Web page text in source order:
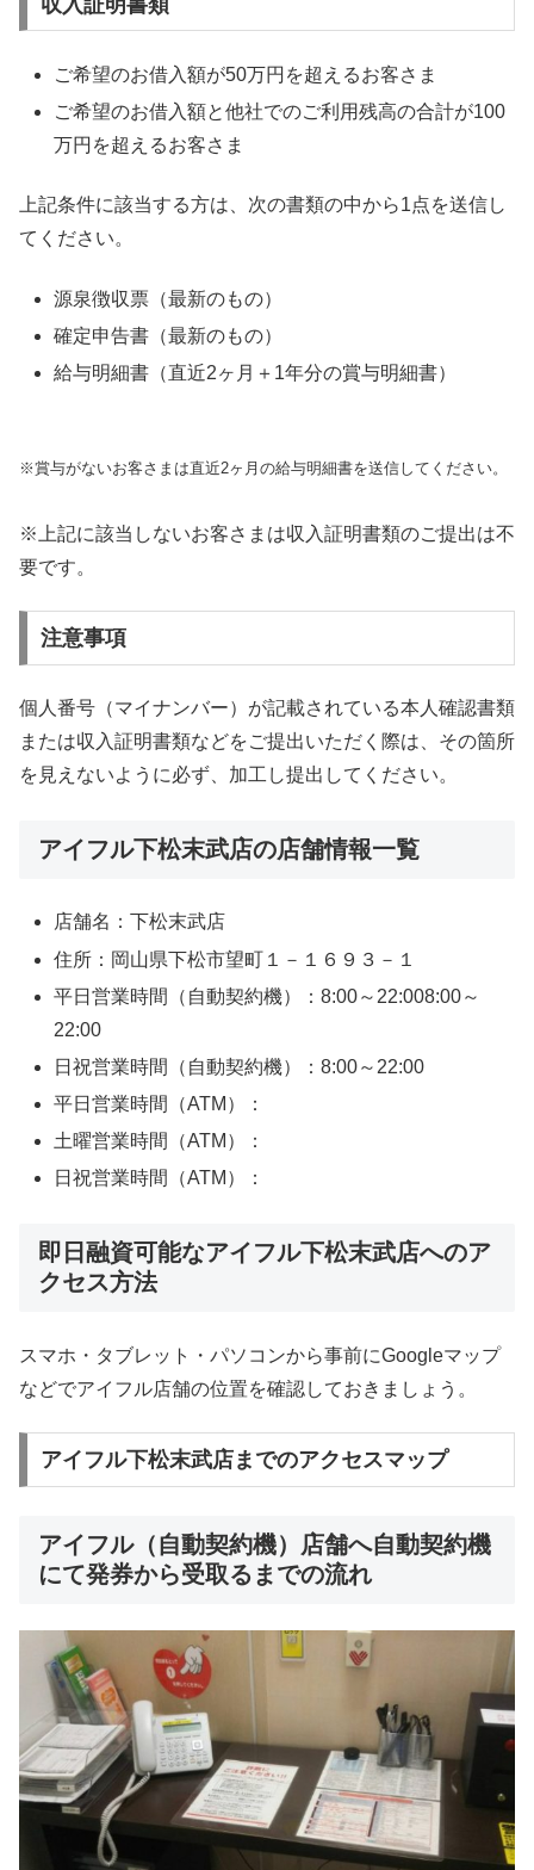
ご希望のお借入額が50万円を超えるお客さま
ご希望のお借入額と他社でのご利用残高の合計が100
万円を超えるお客さま
上記条件に該当する方は、次の書類の中から1点を送信し
てください。
源泉徴収票（最新のもの）
確定申告書（最新のもの）
給与明細書（直近2ヶ月＋1年分の賞与明細書）
※賞与がないお客さまは直近2ヶ月の給与明細書を送信してください。
※上記に該当しないお客さまは収入証明書類のご提出は不
要です。
注意事項
個人番号（マイナンバー）が記載されている本人確認書類
または収入証明書類などをご提出いただく際は、その箇所
を見えないように必ず、加工し提出してください。
アイフル下松末武店の店舗情報一覧
店舗名：下松末武店
住所：岡山県下松市望町１－１６９３－１
平日営業時間（自動契約機）：8:00～22:008:00～
22:00
日祝営業時間（自動契約機）：8:00～22:00
平日営業時間（ATM）：
土曜営業時間（ATM）：
日祝営業時間（ATM）：
即日融資可能なアイフル下松末武店へのア
クセス方法
スマホ・タブレット・パソコンから事前にGoogleマップ
などでアイフル店舗の位置を確認しておきましょう。
アイフル下松末武店までのアクセスマップ
アイフル（自動契約機）店舗へ自動契約機
にて発券から受取るまでの流れ